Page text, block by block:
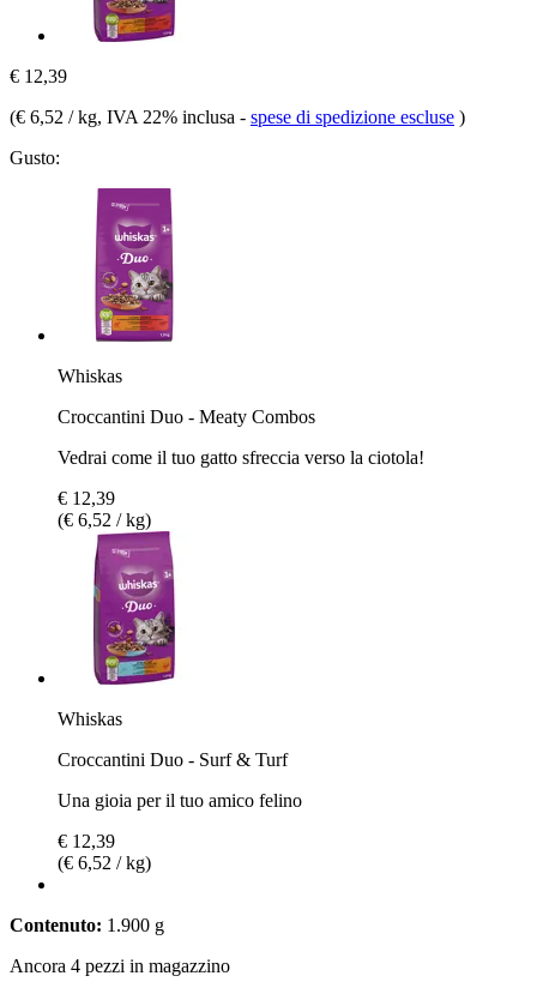
€ 12,39
(€ 6,52 / kg, IVA 22% inclusa - spese di spedizione escluse )
Gusto:
Whiskas
Croccantini Duo - Meaty Combos
Vedrai come il tuo gatto sfreccia verso la ciotola!
€ 12,39
(€ 6,52 / kg)
Whiskas
Croccantini Duo - Surf & Turf
Una gioia per il tuo amico felino
€ 12,39
(€ 6,52 / kg)
Contenuto: 1.900 g
Ancora 4 pezzi in magazzino